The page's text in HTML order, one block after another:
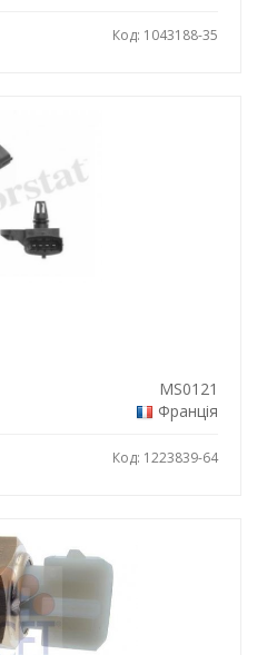
Код: 1043188-35
MS0121
Франція
Код: 1223839-64